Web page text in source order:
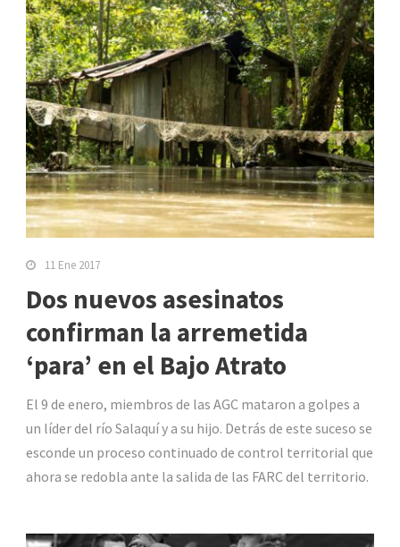
11 Ene 2017
Dos nuevos asesinatos
confirman la arremetida
‘para’ en el Bajo Atrato
El 9 de enero, miembros de las AGC mataron a golpes a
un líder del río Salaquí y a su hijo. Detrás de este suceso se
esconde un proceso continuado de control territorial que
ahora se redobla ante la salida de las FARC del territorio.